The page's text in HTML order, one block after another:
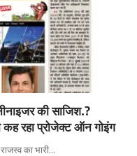
की साजिश.?
रहा प्रोजेक्ट ऑन गोइंग
का भारी…